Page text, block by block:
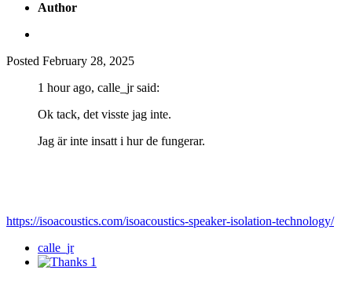
Author
Posted February 28, 2025
1 hour ago, calle_jr said:
Ok tack, det visste jag inte.
Jag är inte insatt i hur de fungerar.
https://isoacoustics.com/isoacoustics-speaker-isolation-technology/
calle_jr
1